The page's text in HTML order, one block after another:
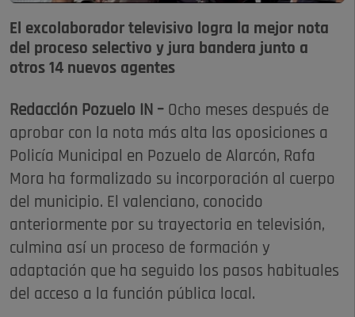
El excolaborador televisivo logra la mejor nota
del proceso selectivo y jura bandera junto a
otros 14 nuevos agentes
Redacción Pozuelo IN – Ocho meses después de
aprobar con la nota más alta las oposiciones a
Policía Municipal en Pozuelo de Alarcón, Rafa
Mora ha formalizado su incorporación al cuerpo
del municipio. El valenciano, conocido
anteriormente por su trayectoria en televisión,
culmina así un proceso de formación y
adaptación que ha seguido los pasos habituales
del acceso a la función pública local.